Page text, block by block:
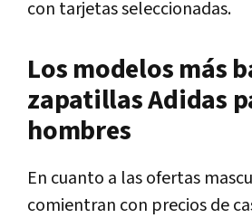
con tarjetas seleccionadas.
Los modelos más
zapatillas Adidas
hombres
En cuanto a las ofertas
comientran con precios de